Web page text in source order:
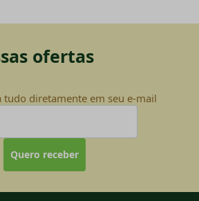
ofertas
tudo diretamente em seu e-mail
Quero receber